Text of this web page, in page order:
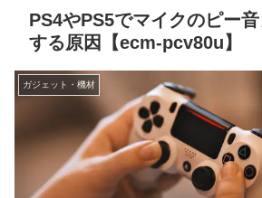
PS4やPS5でマイクのピー
する原因【ecm-pcv80u】
ガジェット・機材